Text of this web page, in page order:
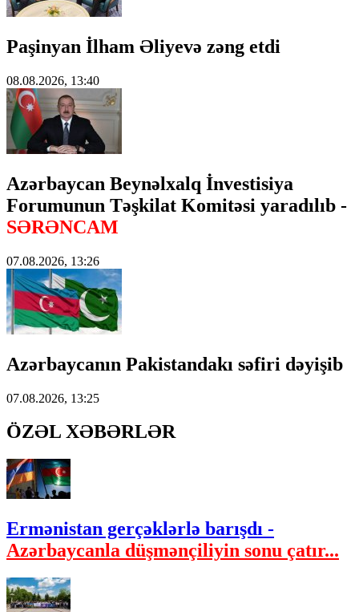
Paşinyan İlham Əliyevə zəng etdi
08.08.2026, 13:40
Azərbaycan Beynəlxalq İnvestisiya
Forumunun Təşkilat Komitəsi yaradılıb -
SƏRƏNCAM
07.08.2026, 13:26
Azərbaycanın Pakistandakı səfiri dəyişib
07.08.2026, 13:25
ÖZƏL XƏBƏRLƏR
Ermənistan gerçəklərlə barışdı -
Azərbaycanla düşmənçiliyin sonu çatır...